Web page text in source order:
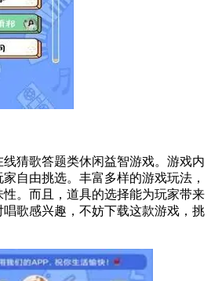
猜歌答题类休闲益智游戏。游戏内
自由挑选。丰富多样的游戏玩法，
。而且，道具的选择能为玩家带来
歌感兴趣，不妨下载这款游戏，挑